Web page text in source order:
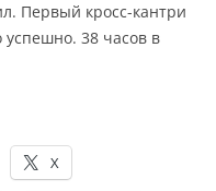
Первый кросс-кантри
38 часов в
X